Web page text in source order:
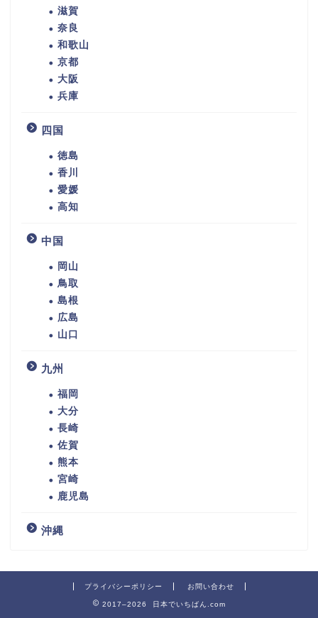
滋賀
奈良
和歌山
京都
大阪
兵庫
四国
徳島
香川
愛媛
高知
中国
岡山
鳥取
島根
広島
山口
九州
福岡
大分
長崎
佐賀
熊本
宮崎
鹿児島
沖縄
プライバシーポリシー お問い合わせ
2017–2026 日本でいちばん.com